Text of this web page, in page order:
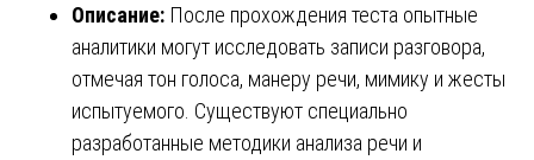
Описание: После прохождения теста опытные
аналитики могут исследовать записи разговора,
отмечая тон голоса, манеру речи, мимику и жесты
испытуемого. Существуют специально
разработанные методики анализа речи и